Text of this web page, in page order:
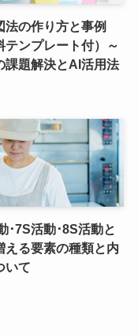
法の作り方と事例
テンプレート付）～
課題解決とAI活用法
･7S活動･8S活動と
える要素の種類と内
いて